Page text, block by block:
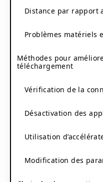
Distance par rapport
Problèmes matériels
Méthodes pour
téléchargement
Vérification de la
Désactivation des
Utilisation
Modification des